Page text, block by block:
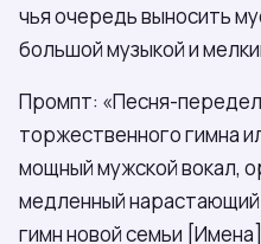
чья очередь выносить
большой музыкой и
Промпт: «Песня-
торжественного гимна
мощный мужской вокал,
медленный
гимн новой семьи